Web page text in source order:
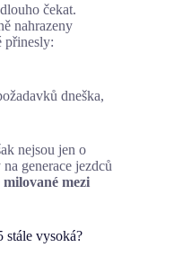
čekat.
nahrazeny
přinesly:
dneška,
nejsou jen o
generace jezdců
mezi
stále vysoká?